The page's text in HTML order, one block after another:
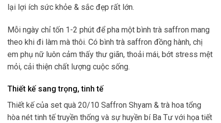
lại lợi ích sức khỏe & sắc đẹp rất lớn.
Mỗi ngày chỉ tốn 1-2 phút để pha một bình trà saffron mang
theo khi đi làm mà thôi. Có bình trà saffron đồng hành, chị
em phụ nữ luôn cảm thấy thư giãn, thoải mái, bớt stress mệt
mỏi, cải thiện chất lượng cuộc sống.
Thiết kế sang trọng, tinh tế
Thiết kế của set quà 20/10 Saffron Shyam & trà hoa tổng
hòa nét tinh tế truyền thống và sự huyền bí Ba Tư với họa tiết